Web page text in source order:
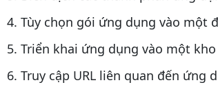
Tùy chọn gói ứng dụng vào một
Triển khai ứng dụng vào một
Truy cập URL liên quan đến ứng